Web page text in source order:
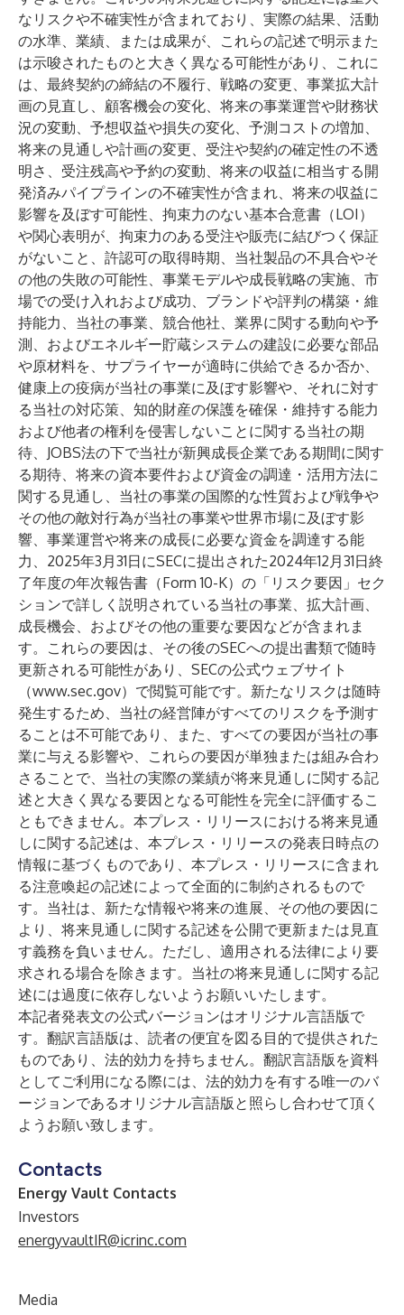
なリスクや不確実性が含まれており、実際の結果、活動
の水準、業績、または成果が、これらの記述で明示また
は示唆されたものと大きく異なる可能性があり、これに
は、最終契約の締結の不履行、戦略の変更、事業拡大計
画の見直し、顧客機会の変化、将来の事業運営や財務状
況の変動、予想収益や損失の変化、予測コストの増加、
将来の見通しや計画の変更、受注や契約の確定性の不透
明さ、受注残高や予約の変動、将来の収益に相当する開
発済みパイプラインの不確実性が含まれ、将来の収益に
影響を及ぼす可能性、拘束力のない基本合意書（LOI）
や関心表明が、拘束力のある受注や販売に結びつく保証
がないこと、許認可の取得時期、当社製品の不具合やそ
の他の失敗の可能性、事業モデルや成長戦略の実施、市
場での受け入れおよび成功、ブランドや評判の構築・維
持能力、当社の事業、競合他社、業界に関する動向や予
測、およびエネルギー貯蔵システムの建設に必要な部品
や原材料を、サプライヤーが適時に供給できるか否か、
健康上の疫病が当社の事業に及ぼす影響や、それに対す
る当社の対応策、知的財産の保護を確保・維持する能力
および他者の権利を侵害しないことに関する当社の期
待、JOBS法の下で当社が新興成長企業である期間に関す
る期待、将来の資本要件および資金の調達・活用方法に
関する見通し、当社の事業の国際的な性質および戦争や
その他の敵対行為が当社の事業や世界市場に及ぼす影
響、事業運営や将来の成長に必要な資金を調達する能
力、2025年3月31日にSECに提出された2024年12月31日終
了年度の年次報告書（Form 10-K）の「リスク要因」セク
ションで詳しく説明されている当社の事業、拡大計画、
成長機会、およびその他の重要な要因などが含まれま
す。これらの要因は、その後のSECへの提出書類で随時
更新される可能性があり、SECの公式ウェブサイト
（www.sec.gov）で閲覧可能です。新たなリスクは随時
発生するため、当社の経営陣がすべてのリスクを予測す
ることは不可能であり、また、すべての要因が当社の事
業に与える影響や、これらの要因が単独または組み合わ
さることで、当社の実際の業績が将来見通しに関する記
述と大きく異なる要因となる可能性を完全に評価するこ
ともできません。本プレス・リリースにおける将来見通
しに関する記述は、本プレス・リリースの発表日時点の
情報に基づくものであり、本プレス・リリースに含まれ
る注意喚起の記述によって全面的に制約されるもので
す。当社は、新たな情報や将来の進展、その他の要因に
より、将来見通しに関する記述を公開で更新または見直
す義務を負いません。ただし、適用される法律により要
求される場合を除きます。当社の将来見通しに関する記
述には過度に依存しないようお願いいたします。
本記者発表文の公式バージョンはオリジナル言語版で
す。翻訳言語版は、読者の便宜を図る目的で提供された
ものであり、法的効力を持ちません。翻訳言語版を資料
としてご利用になる際には、法的効力を有する唯一のバ
ージョンであるオリジナル言語版と照らし合わせて頂く
ようお願い致します。
Contacts
Energy Vault Contacts
Investors
energyvaultIR@icrinc.com
Media